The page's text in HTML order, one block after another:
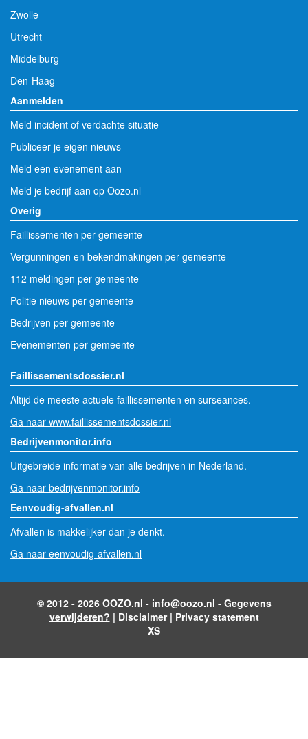
Zwolle
Utrecht
Middelburg
Den-Haag
Aanmelden
Meld incident of verdachte situatie
Publiceer je eigen nieuws
Meld een evenement aan
Meld je bedrijf aan op Oozo.nl
Overig
Faillissementen per gemeente
Vergunningen en bekendmakingen per gemeente
112 meldingen per gemeente
Politie nieuws per gemeente
Bedrijven per gemeente
Evenementen per gemeente
Faillissementsdossier.nl
Altijd de meeste actuele faillissementen en surseances.
Ga naar www.faillissementsdossier.nl
Bedrijvenmonitor.info
Uitgebreide informatie van alle bedrijven in Nederland.
Ga naar bedrijvenmonitor.info
Eenvoudig-afvallen.nl
Afvallen is makkelijker dan je denkt.
Ga naar eenvoudig-afvallen.nl
© 2012 - 2026 OOZO.nl - info@oozo.nl - Gegevens
verwijderen? | Disclaimer| Privacy statement
XS